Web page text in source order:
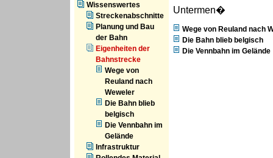
Wissenswertes
Streckenabschnitte
Planung und Bau
der Bahn
Eigenheiten der
Bahnstrecke
Wege von
Reuland nach
Weweler
Die Bahn blieb
belgisch
Die Vennbahn im
Gelände
Infrastruktur
Untermen�
Wege von Reuland nach
Die Bahn blieb belgisch
Die Vennbahn im Gelände